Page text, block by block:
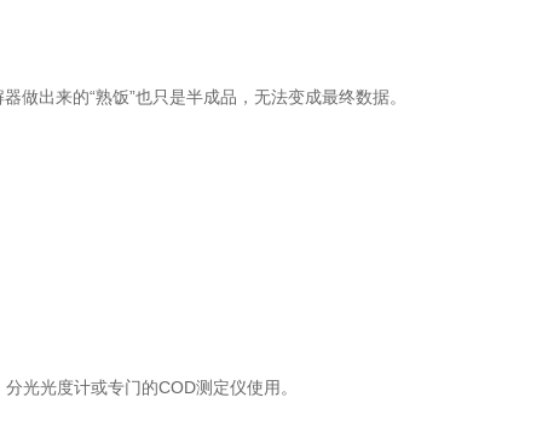
出来的“熟饭”也只是半成品，无法变成最终数据。
光光度计或专门的COD测定仪使用。